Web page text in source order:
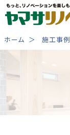
Skip
to
ホーム 施工事例